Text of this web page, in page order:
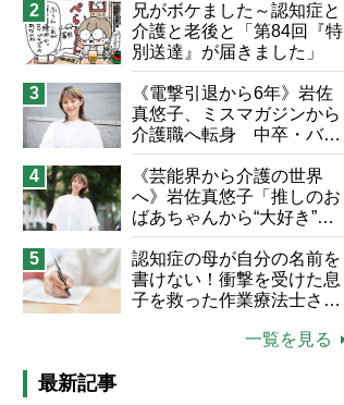
予防法
け方
2
兄がボケました～認知症と
介護と老後と「第84回『特
別送達』が届きました」
3
《電撃引退から6年》岩佐
真悠子、ミスマガジンから
介護職へ転身 中卒・バイ
ト経験ゼロの彼女が見つけ
た“居場所”「社会の役に立
ちながら自分らしくいられ
る」
4
《芸能界から介護の世界
へ》岩佐真悠子「推しのお
ばあちゃんから“大好き”を
もらえる」理不尽さも吹き
飛ぶ“やりがい”、介護の現
場は「愛おしい」
5
認知症の母が自分の名前を
書けない！衝撃を受けた息
子を救った作業療法士さん
一覧を見る
最新記事